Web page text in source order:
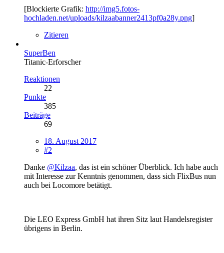
[Blockierte Grafik: http://img5.fotos-
hochladen.net/uploads/kilzaabanner2413pf0a28y.png]
Zitieren
SuperBen
Titanic-Erforscher
Reaktionen
22
Punkte
385
Beiträge
69
18. August 2017
#2
Danke @Kilzaa, das ist ein schöner Überblick. Ich habe auch
mit Interesse zur Kenntnis genommen, dass sich FlixBus nun
auch bei Locomore betätigt.
Die LEO Express GmbH hat ihren Sitz laut Handelsregister
übrigens in Berlin.